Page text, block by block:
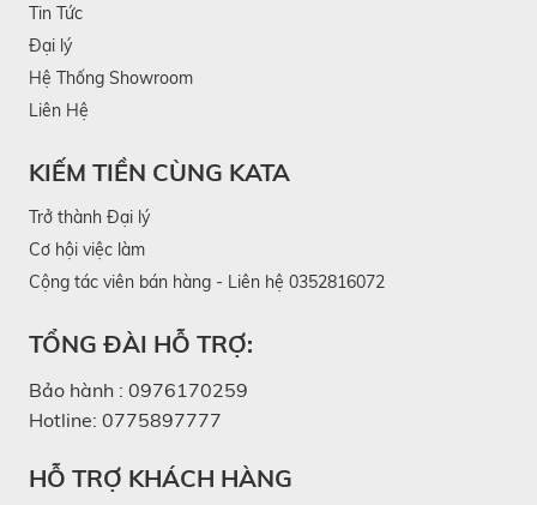
Tin Tức
Đại lý
Hệ Thống Showroom
Liên Hệ
KIẾM TIỀN CÙNG KATA
Trở thành Đại lý
Cơ hội việc làm
Cộng tác viên bán hàng - Liên hệ 0352816072
TỔNG ĐÀI HỖ TRỢ:
Bảo hành : 0976170259
Hotline: 0775897777
HỖ TRỢ KHÁCH HÀNG